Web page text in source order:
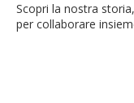
Scopri la nostra
per collaborare